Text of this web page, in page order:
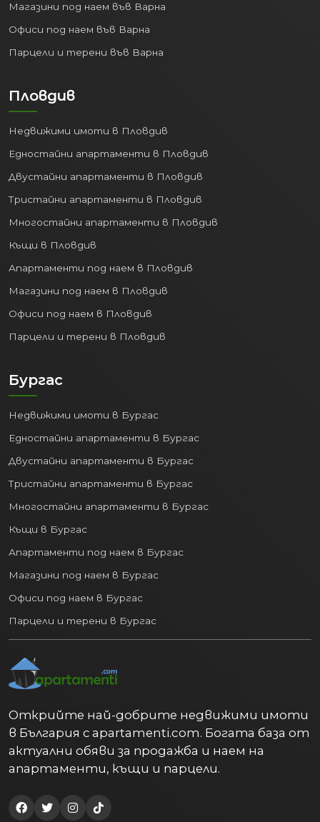
Стабилната икономика генерира
на живот, правейки покупката на
3. Високо качество на
Животът във Варна предлага
на големия град и спокойствието на
морския курорт:
Природни дадености:Красиви
плажове, обширна Морска градина за
разходки и отдих, чист въздух.
музеи, галерии, целогодишни
фестивали и събития.
Образование и Здравеопазване:
Технически университет,
добри училища, модерни болници и
медицински центрове.
ресторанти, кафенета, барове,
клубове и търговски центрове.
4. Разнообразен пазар на
недвижими имоти:
Пазарът на
недвижими имоти във
Варнапредлага по нещо за всеки вкус и
бюджет:
Апартаменти:От модерни
новопостроени комплекси с гледка
жилища в утвърдени квартали.
града, така и в спокойните
предградия и вилни зони.
Инвестиционни имоти:
Апартаменти и търговски площи
с висок потенциал за отдаване под
наем (дългосрочно или за туристи)
и капиталов растеж.
Магазини под наем във Варна
Офиси под наем във Варна
Парцели и терени във Варна
Пловдив
Недвижими имоти в Пловдив
Едностайни апартаменти в Пловдив
Двустайни апартаменти в Пловдив
Тристайни апартаменти в Пловдив
Многостайни апартаменти в Пловдив
Къщи в Пловдив
Апартаменти под наем в Пловдив
Магазини под наем в Пловдив
Офиси под наем в Пловдив
Парцели и терени в Пловдив
Бургас
Недвижими имоти в Бургас
Едностайни апартаменти в Бургас
Двустайни апартаменти в Бургас
Тристайни апартаменти в Бургас
Многостайни апартаменти в Бургас
Къщи в Бургас
Апартаменти под наем в Бургас
Магазини под наем в Бургас
Офиси под наем в Бургас
Парцели и терени в Бургас
Открийте най-добрите недвижими имоти
в България с apartamenti.com. Богата база от
актуални обяви за продажба и наем на
апартаменти, къщи и парцели.